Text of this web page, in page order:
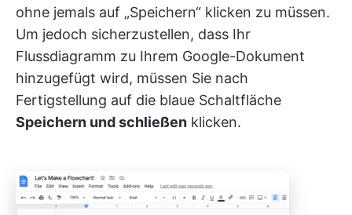
ohne jemals auf „Speichern“ klicken zu müssen.
Um jedoch sicherzustellen, dass Ihr
Flussdiagramm zu Ihrem Google-Dokument
hinzugefügt wird, müssen Sie nach
Fertigstellung auf die blaue Schaltfläche
Speichern und schließen klicken.